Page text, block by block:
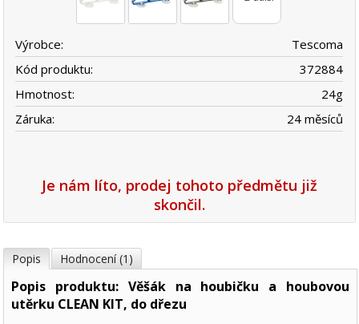
Výrobce:
Tescoma
Kód produktu:
372884
Hmotnost:
24g
Záruka:
24 měsíců
Je nám líto, prodej tohoto předmětu již
skončil.
Popis Hodnocení (1)
Popis produktu: Věšák na houbičku a houbovou
utěrku CLEAN KIT, do dřezu